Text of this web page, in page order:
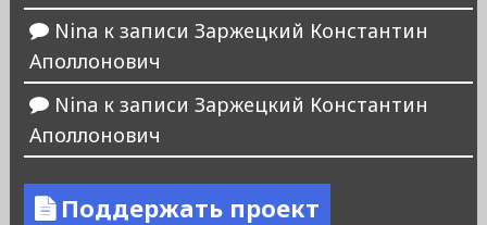
Nina к записи Заржецкий Константин
Аполлонович
Nina к записи Заржецкий Константин
Аполлонович
Поддержать проект